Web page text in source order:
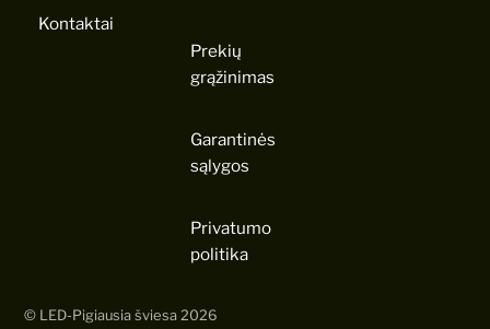
Kontaktai
Prekių
grąžinimas
Garantinės
sąlygos
Privatumo
politika
© LED-Pigiausia šviesa 2026